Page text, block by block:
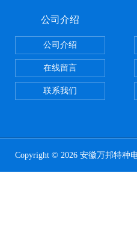
公司介绍
公司介绍
在线留言
联系我们
Copyright © 2026 安徽万邦特种